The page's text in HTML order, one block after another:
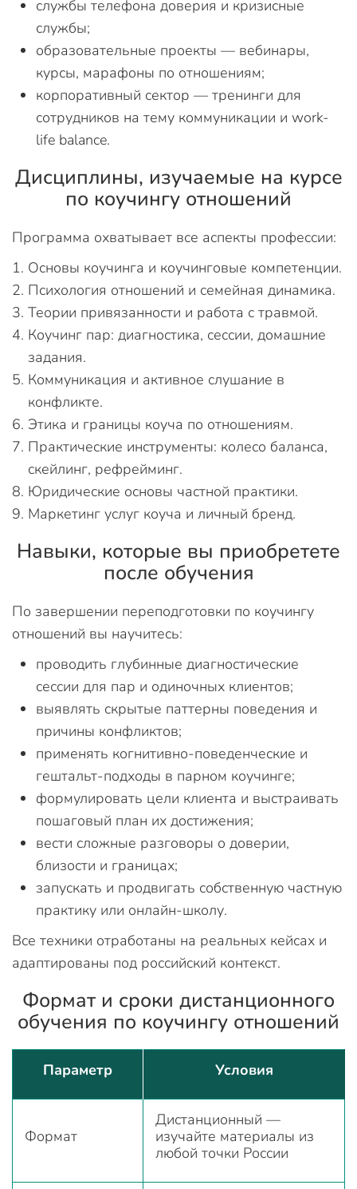
службы телефона доверия и кризисные
службы;
образовательные проекты — вебинары,
курсы, марафоны по отношениям;
корпоративный сектор — тренинги для
сотрудников на тему коммуникации и work-
life balance.
Дисциплины, изучаемые на курсе
по коучингу отношений
Программа охватывает все аспекты профессии:
Основы коучинга и коучинговые компетенции.
Психология отношений и семейная динамика.
Теории привязанности и работа с травмой.
Коучинг пар: диагностика, сессии, домашние
задания.
Коммуникация и активное слушание в
конфликте.
Этика и границы коуча по отношениям.
Практические инструменты: колесо баланса,
скейлинг, рефрейминг.
Юридические основы частной практики.
Маркетинг услуг коуча и личный бренд.
Навыки, которые вы приобретете
после обучения
По завершении переподготовки по коучингу
отношений вы научитесь:
проводить глубинные диагностические
сессии для пар и одиночных клиентов;
выявлять скрытые паттерны поведения и
причины конфликтов;
применять когнитивно-поведенческие и
гештальт-подходы в парном коучинге;
формулировать цели клиента и выстраивать
пошаговый план их достижения;
вести сложные разговоры о доверии,
близости и границах;
запускать и продвигать собственную частную
практику или онлайн-школу.
Все техники отработаны на реальных кейсах и
адаптированы под российский контекст.
Формат и сроки дистанционного
обучения по коучингу отношений
Параметр Условия
Формат
Дистанционный —
изучайте материалы из
любой точки России